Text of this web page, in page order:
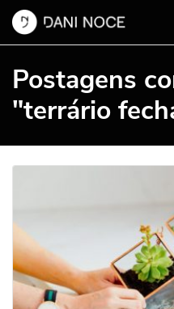
Postagens
"terrário